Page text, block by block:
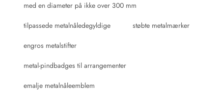
med en diameter på ikke over 300 mm
tilpassede metalnåledegyldige støbte metalmærker
engros metalstifter
metal-pindbadges til arrangementer
emalje metalnåleemblem